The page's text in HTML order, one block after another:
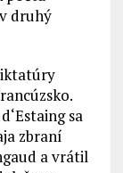
druhý
sa
zbraní
a vrátil